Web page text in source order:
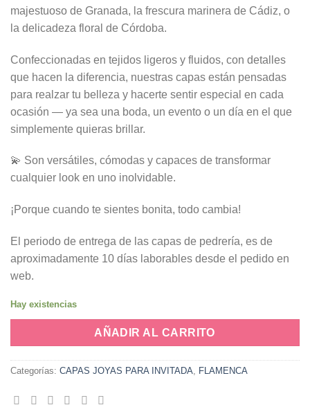
majestuoso de Granada, la frescura marinera de Cádiz, o
la delicadeza floral de Córdoba.
Confeccionadas en tejidos ligeros y fluidos, con detalles
que hacen la diferencia, nuestras capas están pensadas
para realzar tu belleza y hacerte sentir especial en cada
ocasión — ya sea una boda, un evento o un día en el que
simplemente quieras brillar.
💫 Son versátiles, cómodas y capaces de transformar
cualquier look en uno inolvidable.
¡Porque cuando te sientes bonita, todo cambia!
El periodo de entrega de las capas de pedrería, es de
aproximadamente 10 días laborables desde el pedido en
web.
Hay existencias
AÑADIR AL CARRITO
Categorías: CAPAS JOYAS PARA INVITADA, FLAMENCA